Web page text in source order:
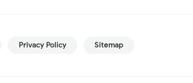
Privacy Policy Sitemap